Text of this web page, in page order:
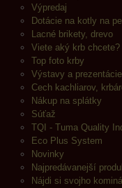
Výpredaj
Dotácie na kotly na
Lacné brikety, drevo
Viete aký krb chcete?
Top foto krby
Výstavy a prezentácie
Cech kachliarov,
Nákup na splátky
Súťaž
TQI - Tuma Quality
Eco Plus System
Novinky
Najpredávanejší
Nájdi si svojho